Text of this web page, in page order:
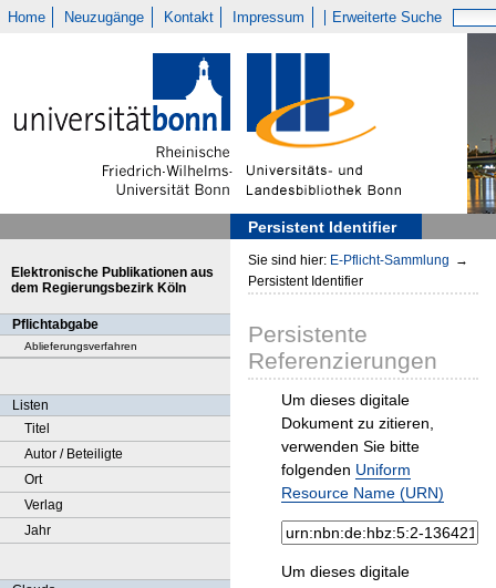
Home Neuzugänge Kontakt Impressum Erweiterte Suche
Persistent Identifier
Elektronische Publikationen aus
dem Regierungsbezirk Köln
Pflichtabgabe
Ablieferungsverfahren
Listen
Titel
Autor / Beteiligte
Ort
Verlag
Jahr
Sie sind hier: E-Pflicht-Sammlung →
Persistent Identifier
Persistente
Referenzierungen
Um dieses digitale
Dokument zu zitieren,
verwenden Sie bitte
folgenden Uniform
Resource Name (URN)
Um dieses digitale